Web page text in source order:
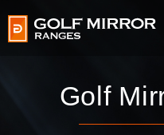
Golf